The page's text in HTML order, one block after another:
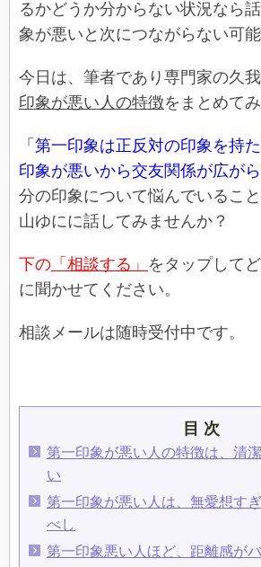
るかどうか分からない状況なら
象が悪いと次につながらない可能
今日は、筆者であり専門家の久我
印象が悪い人の特徴をまとめてみ
「第一印象は正反対の印象を持
印象が悪いから交友関係が広がら
分の印象について悩んでいるこ
山ゆにに話してみませんか？
下の 「相談する」 をタップして
に聞かせてください。
相談メールは随時受付中です。
目 次
第一印象が悪い人の特徴は、清
い
第一印象が悪い人は、無愛想す
べし
第一印象悪い人ほど、距離感が